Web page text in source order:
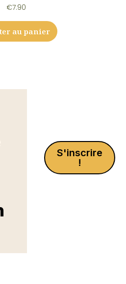
€7.90
au panier
S'inscrire
!